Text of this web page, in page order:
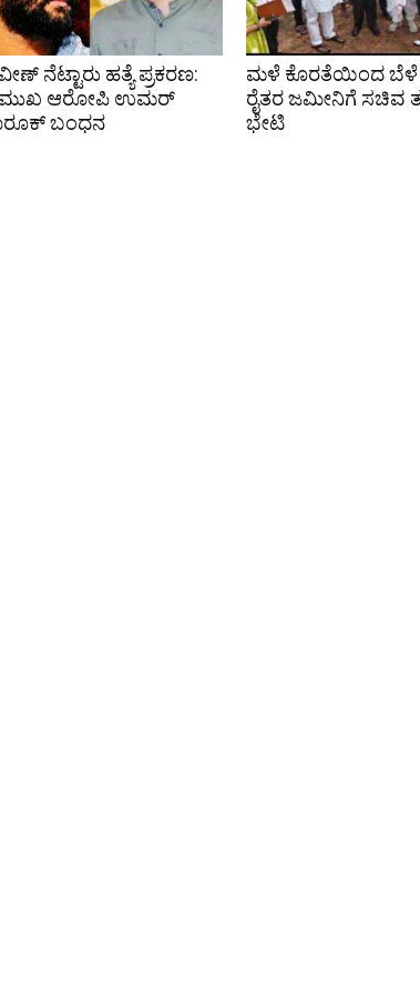
ನೆಟ್ಟಾರು ಹತ್ಯೆ ಪ್ರಕರಣ:
ಆರೋಪಿ ಉಮರ್
ಬಂಧನ
ಮಳೆ ಕೊರತೆಯಿಂದ ಬೆಳೆ
ರೈತರ ಜಮೀನಿಗೆ ಸಚಿವ
ಭೇಟಿ